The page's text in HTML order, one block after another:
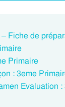
Fiche de
Primaire
: 3eme
Evaluation